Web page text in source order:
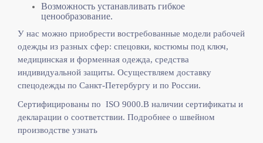
Возможность устанавливать гибкое
ценообразование.
У нас можно приобрести востребованные модели рабочей
одежды из разных сфер: спецовки, костюмы под ключ,
медицинская и форменная одежда, средства
индивидуальной защиты. Осуществляем доставку
спецодежды по Санкт-Петербургу и по России.
Сертифицированы по ISO 9000.В наличии сертификаты и
декларации о соответствии. Подробнее о швейном
производстве узнать